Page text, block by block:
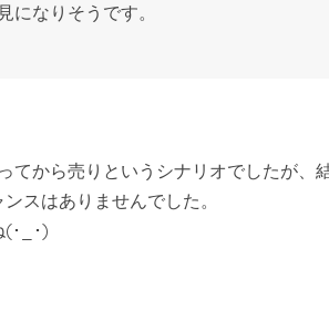
になりそうです。
てから売りというシナリオでしたが、
スはありませんでした。
(･_･)